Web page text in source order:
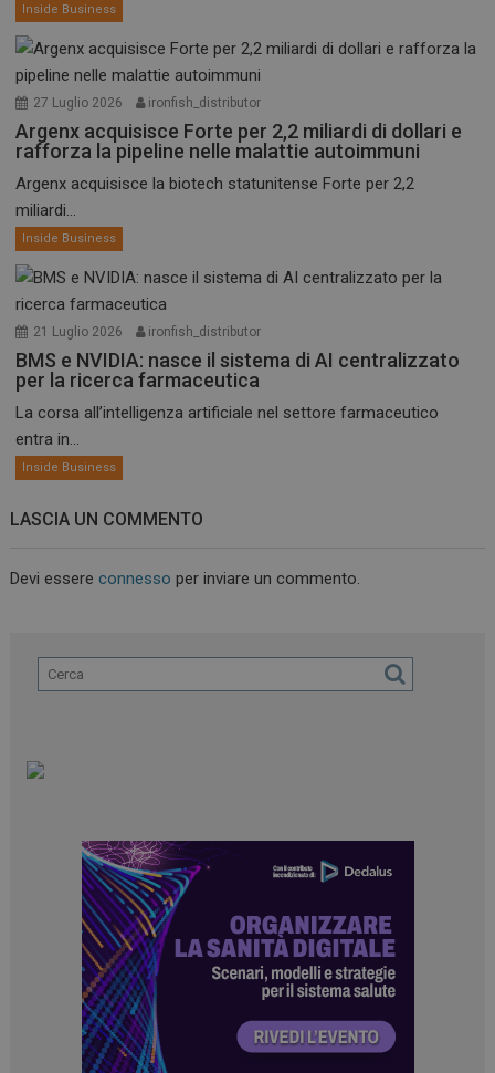
Inside Business
27 Luglio 2026 ironfish_distributor
Argenx acquisisce Forte per 2,2 miliardi di dollari e
rafforza la pipeline nelle malattie autoimmuni
Argenx acquisisce la biotech statunitense Forte per 2,2
miliardi...
Inside Business
21 Luglio 2026 ironfish_distributor
BMS e NVIDIA: nasce il sistema di AI centralizzato
per la ricerca farmaceutica
La corsa all’intelligenza artificiale nel settore farmaceutico
entra in...
Inside Business
LASCIA UN COMMENTO
Devi essereconnesso per inviare un commento.